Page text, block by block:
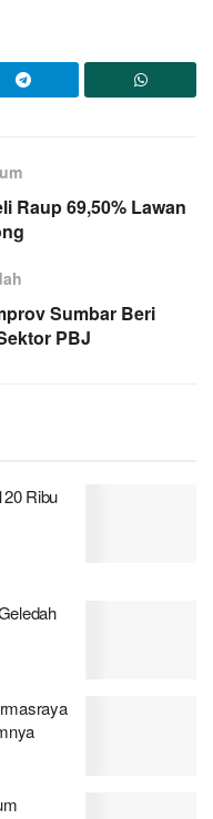
Raup 69,50% Lawan
Sumbar Beri
PBJ
Ribu